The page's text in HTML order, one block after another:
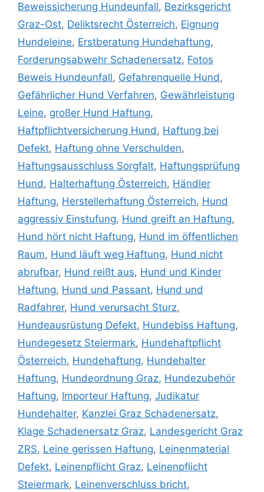
Beweissicherung Hundeunfall, Bezirksgericht
Graz-Ost, Deliktsrecht Österreich, Eignung
Hundeleine, Erstberatung Hundehaftung,
Forderungsabwehr Schadenersatz, Fotos
Beweis Hundeunfall, Gefahrenquelle Hund,
Gefährlicher Hund Verfahren, Gewährleistung
Leine, großer Hund Haftung,
Haftpflichtversicherung Hund, Haftung bei
Defekt, Haftung ohne Verschulden,
Haftungsausschluss Sorgfalt, Haftungsprüfung
Hund, Halterhaftung Österreich, Händler
Haftung, Herstellerhaftung Österreich, Hund
aggressiv Einstufung, Hund greift an Haftung,
Hund hört nicht Haftung, Hund im öffentlichen
Raum, Hund läuft weg Haftung, Hund nicht
abrufbar, Hund reißt aus, Hund und Kinder
Haftung, Hund und Passant, Hund und
Radfahrer, Hund verursacht Sturz,
Hundeausrüstung Defekt, Hundebiss Haftung,
Hundegesetz Steiermark, Hundehaftpflicht
Österreich, Hundehaftung, Hundehalter
Haftung, Hundeordnung Graz, Hundezubehör
Haftung, Importeur Haftung, Judikatur
Hundehalter, Kanzlei Graz Schadenersatz,
Klage Schadenersatz Graz, Landesgericht Graz
ZRS, Leine gerissen Haftung, Leinenmaterial
Defekt, Leinenpflicht Graz, Leinenpflicht
Steiermark, Leinenverschluss bricht,